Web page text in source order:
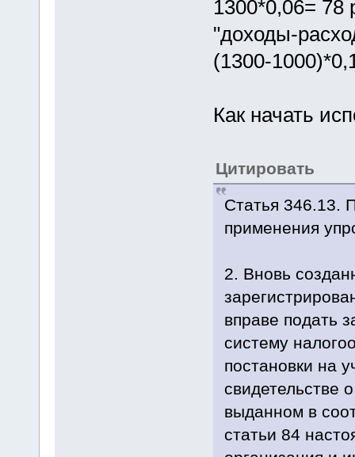
1300*0,06= 78
"доходы-
(1300-
Как начать
Цитировать
Статья 346.13.
применения
2. Вновь
вправе подать
систему
постановки на
свидетельстве
выданном в
статьи 84